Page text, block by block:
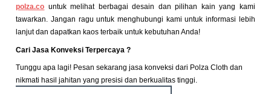
polza.co untuk melihat berbagai desain dan pilihan kain yang kami
tawarkan. Jangan ragu untuk menghubungi kami untuk informasi lebih
lanjut dan dapatkan kaos terbaik untuk kebutuhan Anda!
Cari Jasa Konveksi Terpercaya ?
Tunggu apa lagi! Pesan sekarang jasa konveksi dari Polza Cloth dan
nikmati hasil jahitan yang presisi dan berkualitas tinggi.